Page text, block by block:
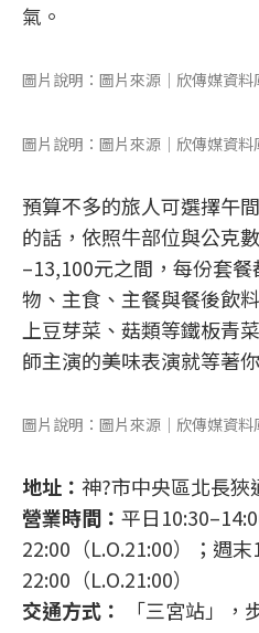
氣。
圖片說明：圖片來源│欣傳媒資料
圖片說明：圖片來源│欣傳媒資料
預算不多的旅人可選擇午
的話，依照牛部位與公克
–13,100元之間，每份套
物、主食、主餐與餐後飲
上豆芽菜、菇類等鐵板青
師主演的美味表演就等著
圖片說明：圖片來源│欣傳媒資料
地址： 神?市中央區北長
營業時間： 平日
22:00（L.O.21:00）；週末
22:00（L.O.21:00）
交通方式：
「三宮站」，